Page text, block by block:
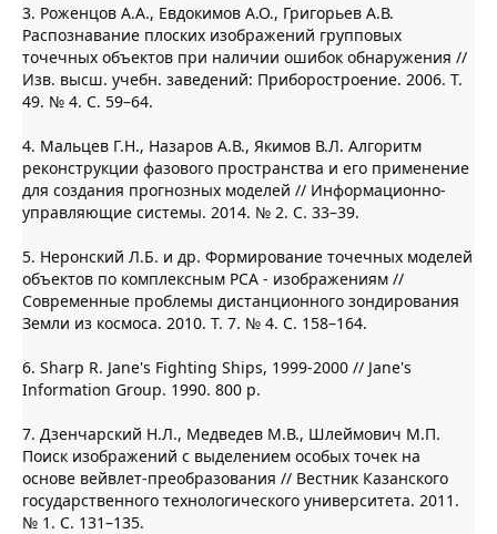
3. Роженцов А.А., Евдокимов А.О., Григорьев А.В.
Распознавание плоских изображений групповых
точечных объектов при наличии ошибок обнаружения //
Изв. высш. учебн. заведений: Приборостроение. 2006. Т.
49. № 4. С. 59–64.
4. Мальцев Г.Н., Назаров А.В., Якимов В.Л. Алгоритм
реконструкции фазового пространства и его применение
для создания прогнозных моделей // Информационно-
управляющие системы. 2014. № 2. С. 33–39.
5. Неронский Л.Б. и др. Формирование точечных моделей
объектов по комплексным РСА - изображениям //
Современные проблемы дистанционного зондирования
Земли из космоса. 2010. Т. 7. № 4. С. 158–164.
6. Sharp R. Jane's Fighting Ships, 1999-2000 // Jane's
Information Group. 1990. 800 p.
7. Дзенчарский Н.Л., Медведев М.В., Шлеймович М.П.
Поиск изображений с выделением особых точек на
основе вейвлет-преобразования // Вестник Казанского
государственного технологического университета. 2011.
№ 1. С. 131–135.